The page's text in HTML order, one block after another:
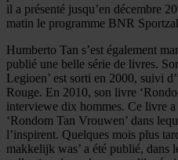
il a présenté jusqu’en décembre
matin le programme BNR
Humberto Tan s’est également
publié une belle série de livres.
Legioen’ est sorti en 2000, suivi
Rouge. En 2010, son livre
interviewe dix hommes. Ce livre
‘Rondom Tan Vrouwen’ dans
l’inspirent. Quelques mois plus
makkelijk was’ a été publié, dans